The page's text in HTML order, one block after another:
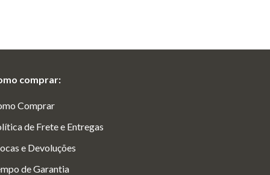
comprar:
Comprar
de Frete e Entregas
e Devoluções
de Garantia